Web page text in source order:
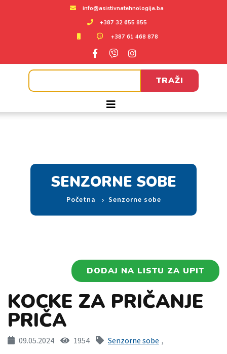
info@asistivnatehnologija.ba
+387 32 655 855
+387 61 468 878
TRAŽI
SENZORNE SOBE
Početna Senzorne sobe
DODAJ NA LISTU ZA UPIT
KOCKE ZA PRIČANJE
PRIČA
09.05.2024 1954 Senzorne sobe ,